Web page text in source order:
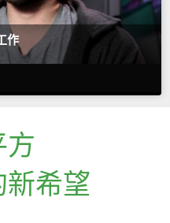
作
方
新希望